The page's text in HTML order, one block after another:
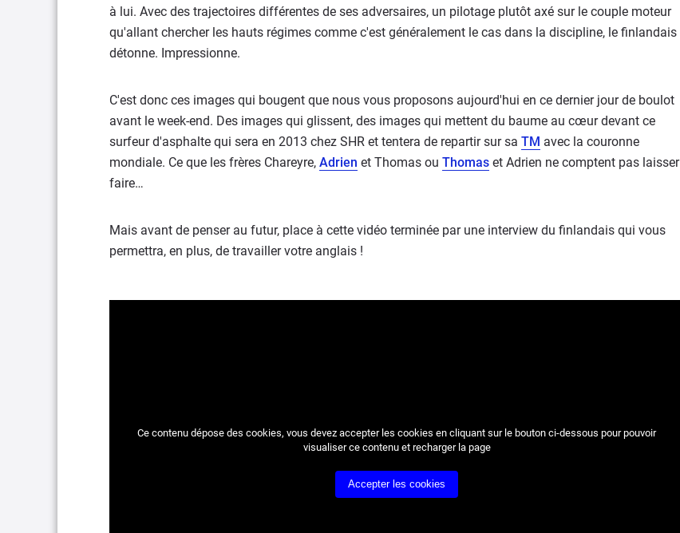
à lui. Avec des trajectoires différentes de ses adversaires, un pilotage plutôt axé sur le couple moteur
qu'allant chercher les hauts régimes comme c'est généralement le cas dans la discipline, le finlandais
détonne. Impressionne.
C'est donc ces images qui bougent que nous vous proposons aujourd'hui en ce dernier jour de boulot
avant le week-end. Des images qui glissent, des images qui mettent du baume au cœur devant ce
surfeur d'asphalte qui sera en 2013 chez SHR et tentera de repartir sur sa TM avec la couronne
mondiale. Ce que les frères Chareyre, Adrien et Thomas ou Thomas et Adrien ne comptent pas laisser
faire…
Mais avant de penser au futur, place à cette vidéo terminée par une interview du finlandais qui vous
permettra, en plus, de travailler votre anglais !
Ce contenu dépose des cookies, vous devez accepter les cookies en cliquant sur le bouton ci-dessous pour pouvoir
visualiser ce contenu et recharger la page
Accepter les cookies